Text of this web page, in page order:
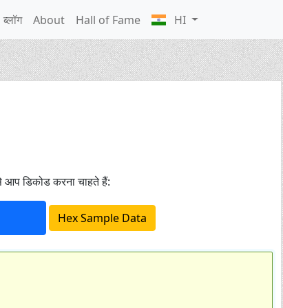
ब्लॉग About Hall of Fame HI
आप डिकोड करना चाहते हैं: